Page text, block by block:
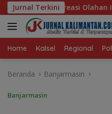
Langsung
ke
konten
Jurnal Terkini
Hingga Tingkat Nasional
Home Kalsel Regional
Beranda Banjarmasin
Banjarmasin